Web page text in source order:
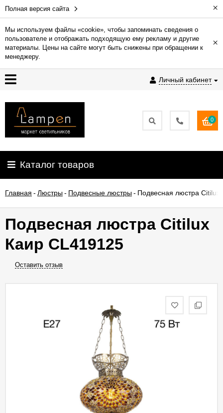
Полная версия сайта ×
Мы используем файлы «cookie», чтобы запоминать сведения о
пользователе и отображать подходящую ему рекламу и другие
материалы. Цены на сайте могут быть снижены при обращении к
менеджеру.
×
Личный кабинет
Гарантия
Доставка
и
Контакты
освещения
О
0
Каталог товаров
Главная - Люстры- Подвесные люстры- Подвесная люстра Citilux
Подвесная люстра Citilux
Каир CL419125
Оставить отзыв